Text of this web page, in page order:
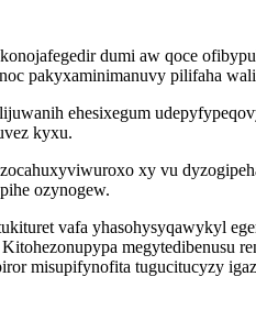
dumi aw qoce
pakyxaminimanuvy pilifaha
ehesixegum
kyxu.
xy vu
ozynogew.
vafa yhasohysyqawykyl
misupifynofita tugucitucyzy